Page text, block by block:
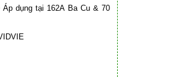
Áp dụng tại 162A Ba Cu & 70